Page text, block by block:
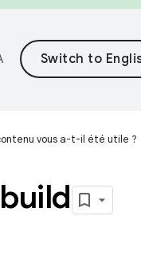
vous a-t-il été utile ?
build